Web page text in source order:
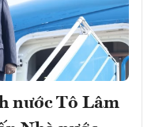
nước Tô Lâm